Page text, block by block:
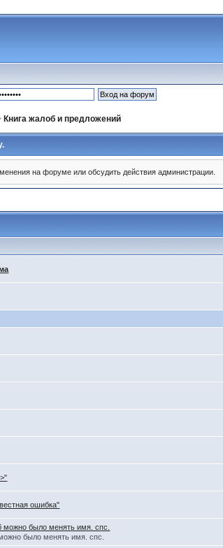
Книга жалоб и предложений
на форуме или обсудить действия администрации.
ошибка"
можно было менять имя. спс.
было менять имя. спс.